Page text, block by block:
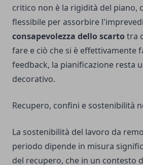
critico non è la rigidità del piano,
flessibile per assorbire
consapevolezza dello scarto tra
fare e ciò che si è effettivamente
feedback, la pianificazione resta
decorativo.
Recupero, confini e sostenibilità
La sostenibilità del lavoro da
periodo dipende in misura
del recupero, che in un contesto